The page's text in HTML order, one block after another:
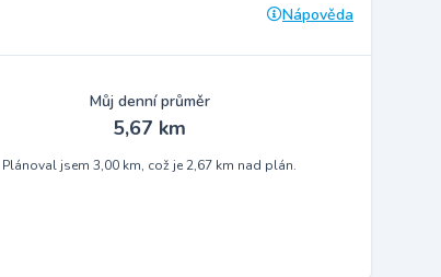
Nápověda
Můj denní průměr
5,67 km
Plánoval jsem 3,00 km, což je 2,67 km nad plán.